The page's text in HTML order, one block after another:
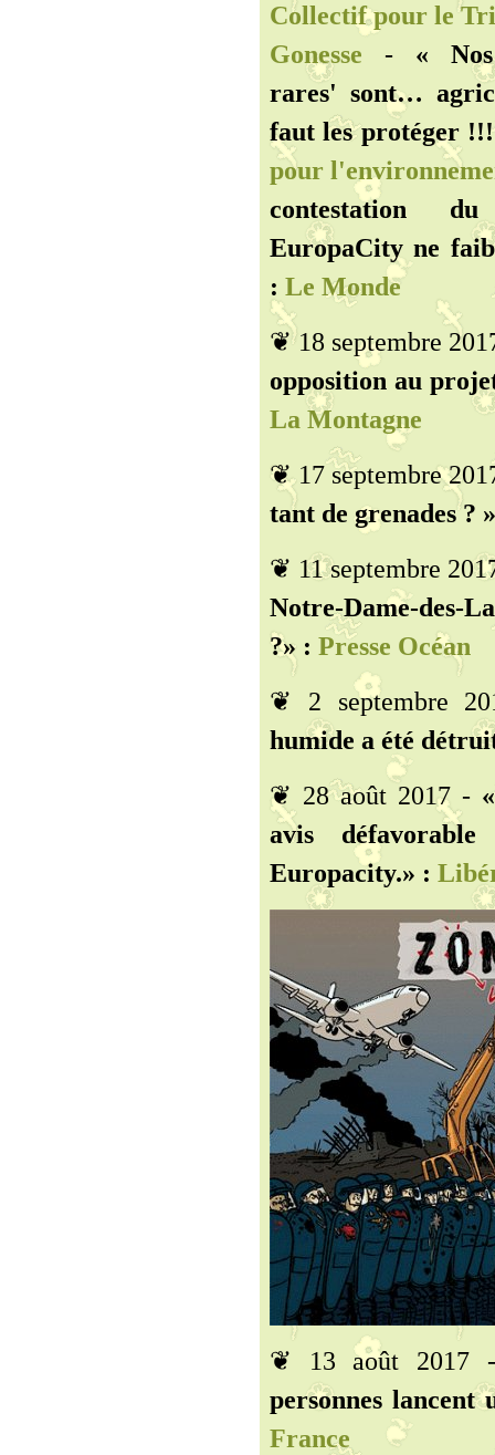
Collectif pour le
Gonesse - «
rares' sont…
faut les protéger
pour
contestation
EuropaCity ne
: Le Monde
❦ 18 septembre
opposition au
La Montagne
❦ 17 septembre
tant de grenades ?
❦ 11 septembre
Notre-Dame-des-
?» : Presse Océan
❦ 2 septembre
humide a été
❦ 28 août 2017 -
avis
Europacity.» :
❦ 13 août
personnes lancent
France